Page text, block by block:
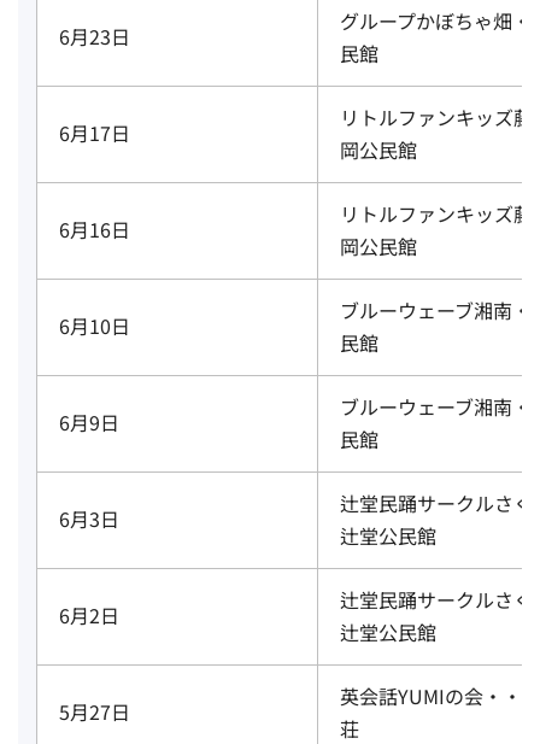
6月23日
グループかぼちゃ畑・
民館
6月17日
リトルファンキッズ
岡公民館
6月16日
リトルファンキッズ
岡公民館
6月10日
ブルーウェーブ湘南・
民館
6月9日
ブルーウェーブ湘南・
民館
6月3日
辻堂民踊サークルさく
辻堂公民館
6月2日
辻堂民踊サークルさく
辻堂公民館
5月27日
英会話YUMIの会・・
荘